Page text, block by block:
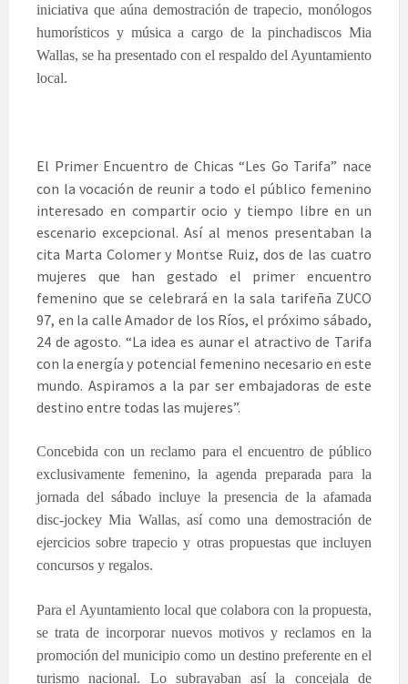
iniciativa que aúna demostración de trapecio, monólogos
humorísticos y música a cargo de la pinchadiscos Mia
Wallas, se ha presentado con el respaldo del Ayuntamiento
local.
El Primer Encuentro de Chicas “Les Go Tarifa” nace
con la vocación de reunir a todo el público femenino
interesado en compartir ocio y tiempo libre en un
escenario excepcional. Así al menos presentaban la
cita Marta Colomer y Montse Ruiz, dos de las cuatro
mujeres que han gestado el primer encuentro
femenino que se celebrará en la sala tarifeña ZUCO
97, en la calle Amador de los Ríos, el próximo sábado,
24 de agosto. “La idea es aunar el atractivo de Tarifa
con la energía y potencial femenino necesario en este
mundo. Aspiramos a la par ser embajadoras de este
destino entre todas las mujeres”.
Concebida con un reclamo para el encuentro de público
exclusivamente femenino, la agenda preparada para la
jornada del sábado incluye la presencia de la afamada
disc-jockey Mia Wallas, así como una demostración de
ejercicios sobre trapecio y otras propuestas que incluyen
concursos y regalos.
Para el Ayuntamiento local que colabora con la propuesta,
se trata de incorporar nuevos motivos y reclamos en la
promoción del municipio como un destino preferente en el
turismo nacional. Lo subrayaban así la concejala de